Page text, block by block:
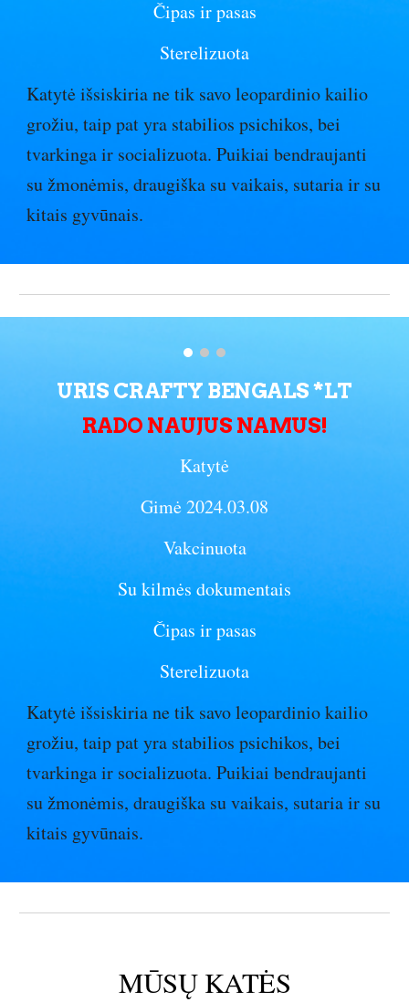
Čipas ir pasas
Sterelizuota
Katytė išsiskiria ne tik savo leopardinio kailio
grožiu, taip pat yra stabilios psichikos, bei
tvarkinga ir socializuota. Puikiai bendraujanti
su žmonėmis, draugiška su vaikais, sutaria ir su
kitais gyvūnais.
URIS CRAFTY BENGALS *LT
RADO NAUJUS NAMUS!
Katytė
Gimė 2024.03.08
Vakcinuota
Su kilmės dokumentais
Čipas ir pasas
Sterelizuota
Katytė išsiskiria ne tik savo leopardinio kailio
grožiu, taip pat yra stabilios psichikos, bei
tvarkinga ir socializuota. Puikiai bendraujanti
su žmonėmis, draugiška su vaikais, sutaria ir su
kitais gyvūnais.
MŪSŲ KATĖS